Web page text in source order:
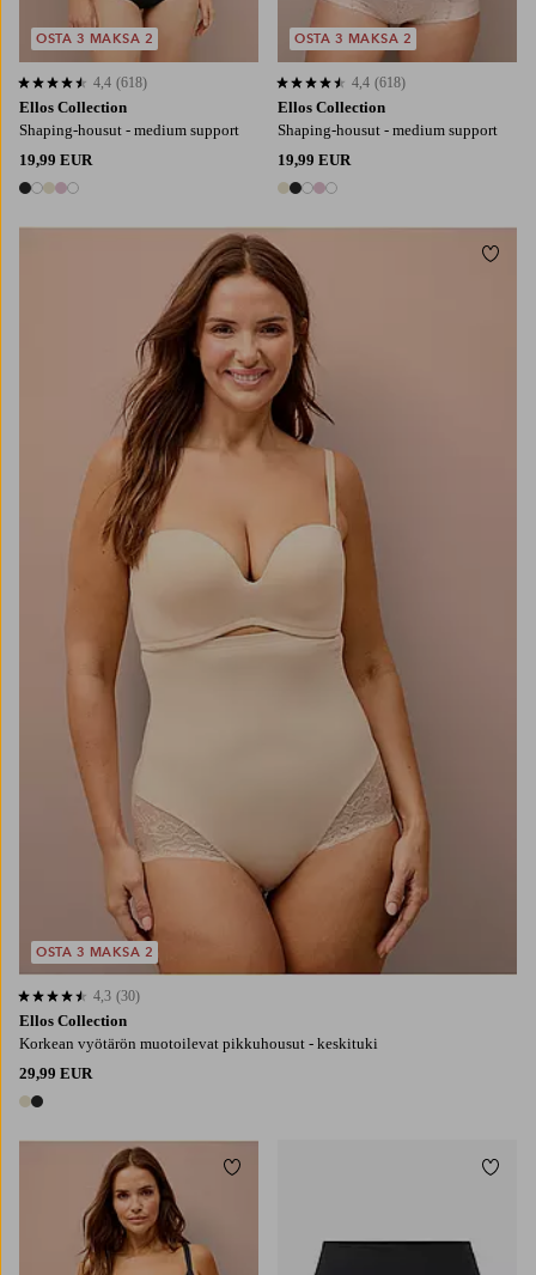
Ellos Collection
Korkean vyötärön muotoilevat pikkuhousut - keskituki
29,99 EUR
2 värejä
4,3 perustuen 30 arvosanaan
4,3 (30)
OSTA 3 MAKSA 2
Ellos Collection
Shaping-housut - medium support
19,99 EUR
5 värejä
4,4 perustuen 618 arvosanaan
4,4 (618)
OSTA 3 MAKSA 2
Ellos Collection
Shaping-housut - medium support
19,99 EUR
5 värejä
4,4 perustuen 618 arvosanaan
4,4 (618)
OSTA 3 MAKSA 2
Lisää suosikkeihin
2XL